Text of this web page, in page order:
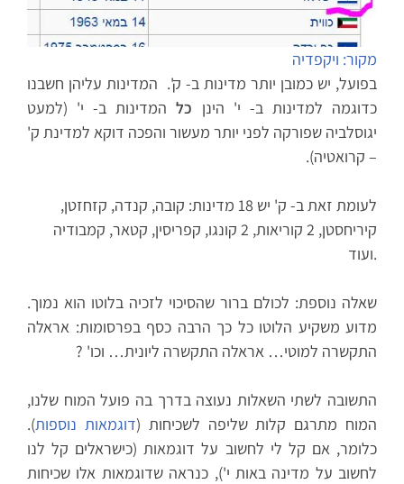
מקור: ויקפדיה
בפועל, יש כמובן יותר מדינות ב- ק'. המדינות עליהן חשבנו
כדוגמה למדינות ב- י' הינןכל המדינות ב- י' (למעט
יגוסלביה שפורקה לפני יותר מעשור והפכה דוקא למדינת ק'
– קרואטיה).
לעומת זאת ב- ק' יש 18 מדינות: קובה, קנדה, קזחזטן,
קיריחסטן, 2 קוריאות, 2 קונגו, קפריסין, קטאר, קמבודיה
שאלה נוספת: לכולם ברור שהסיכוי לזכיה בלוטו הוא נמוך.
מדוע משקיע הלוטו כל כך הרבה כסף בפרסומות: אראלה
התקשרה למוטי… אראלה התקשרה ליונית… וכו' ?
התשובה לשתי השאלות נעוצה בדרך בה פועל המוח שלנו,
המוח מתרגם קלות שליפה לשכיחות (דוגמאות נוספות).
כלומר, אם קל לי לחשוב על דוגמאות (כישראלים קל לנו
לחשוב על מדינה באות י'), כנראה שדוגמאות אלו שכיחות